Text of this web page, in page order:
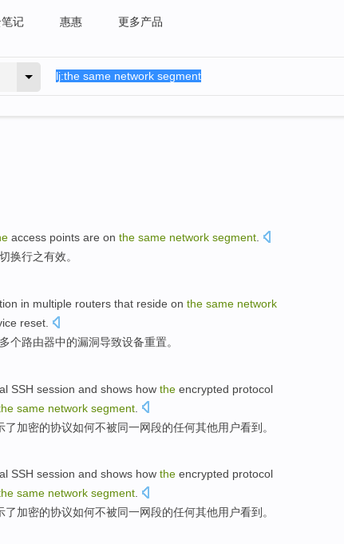
记 惠惠 更多产品
access points are on the same network segment
换行之有效。
in multiple routers that reside on the same network
reset
多个路由器中的漏洞导致设备重置。
SSH session and shows how the encrypted protocol
same network segment
了加密的协议如何不被同一网段的任何其他用户看到。
SSH session and shows how the encrypted protocol
same network segment.
了加密的协议如何不被同一网段的任何其他用户看到。